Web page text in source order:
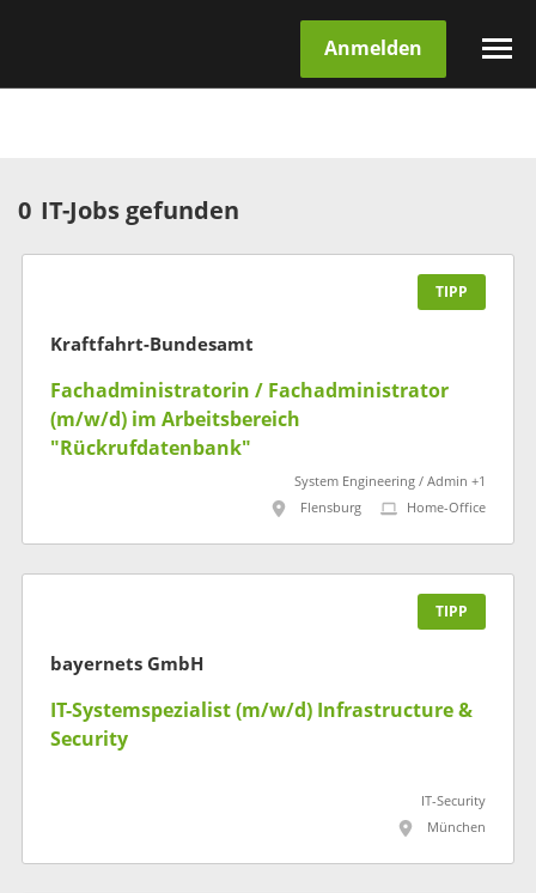
Anmelden
0 IT-Jobs gefunden
TIPP
Kraftfahrt-Bundesamt
Fachadministratorin / Fachadministrator
(m/w/d) im Arbeitsbereich
"Rückrufdatenbank"
System Engineering / Admin +1
Flensburg
Home-Office
TIPP
bayernets GmbH
IT-Systemspezialist (m/w/d) Infrastructure &
Security
IT-Security
München